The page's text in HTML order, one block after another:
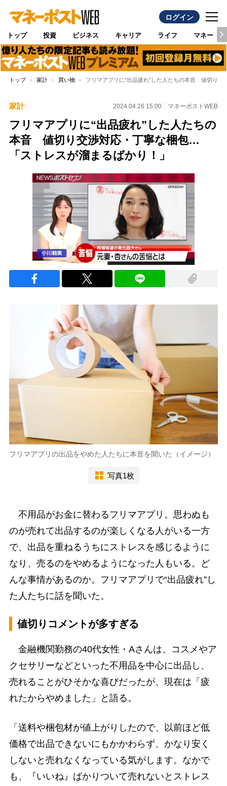
ログイン
トップ 投資 ビジネス キャリア ライフ マネー
トップ 家計 買い物 フリマアプリに“出品疲れ”した人たちの本音 値切り
家計 2024.04.26 15:00 マネーポストWEB
フリマアプリに“出品疲れ”した人たちの
本音 値切り交渉対応・丁寧な梱包…
「ストレスが溜まるばかり！」
フリマアプリの出品をやめた人たちに本音を聞いた（イメージ）
写真1枚
不用品がお金に替わるフリマアプリ。思わぬも
のが売れて出品するのが楽しくなる人がいる一方
で、出品を重ねるうちにストレスを感じるように
なり、売るのをやめるようになった人もいる。ど
んな事情があるのか。フリマアプリで“出品疲れ”し
た人たちに話を聞いた。
値切りコメントが多すぎる
金融機関勤務の40代女性・Aさんは、コスメやア
クセサリーなどといった不用品を中心に出品し、
売れることがひそかな喜びだったが、現在は「疲
れたからやめました」と語る。
「送料や梱包材が値上がりしたので、以前ほど低
価格で出品できないにもかかわらず、かなり安く
しないと売れなくなっている気がします。なかで
も、『いいね』ばかりついて売れないとストレス